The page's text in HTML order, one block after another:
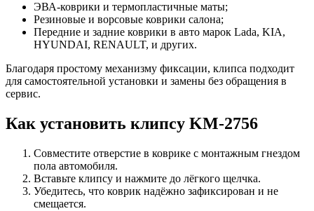
ЭВА-коврики и термопластичные маты;
Резиновые и ворсовые коврики салона;
Передние и задние коврики в авто марок Lada, KIA,
HYUNDAI, RENAULT, и других.
Благодаря простому механизму фиксации, клипса подходит
для самостоятельной установки и замены без обращения в
сервис.
Как установить клипсу KM-2756
Совместите отверстие в коврике с монтажным гнездом
пола автомобиля.
Вставьте клипсу и нажмите до лёгкого щелчка.
Убедитесь, что коврик надёжно зафиксирован и не
смещается.